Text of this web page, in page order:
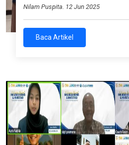
Nilam Puspita. 12 Jun 2025
Baca Artikel